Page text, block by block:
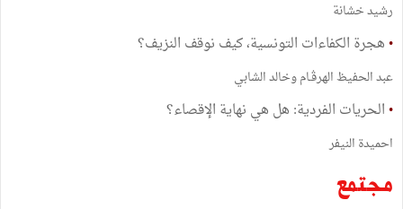
رشيد خشانة
• هجرة الكفاءات التونسية، كيف نوقف النزيف؟
عبد الحفيظ الهرﭬـام وخالد الشابي
• الحريات الفردية: هل هي نهاية الإقصاء؟
احميدة النيفر
مجتمع